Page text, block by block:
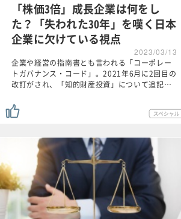
「株価3倍」成長企業は何をし
た？「失われた30年」を嘆く日本
企業に欠けている視点
2023/03/13
企業や経営の指南書とも言われる「コーポレー
トガバナンス・コード」。2021年6月に2回目の
改訂がされ、「知的財産投資」について追記…